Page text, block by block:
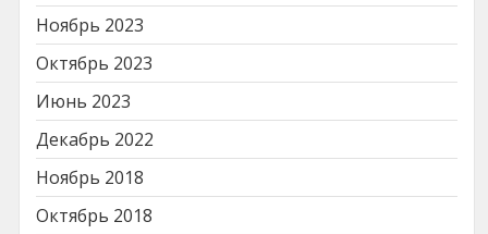
Ноябрь 2023
Октябрь 2023
Июнь 2023
Декабрь 2022
Ноябрь 2018
Октябрь 2018